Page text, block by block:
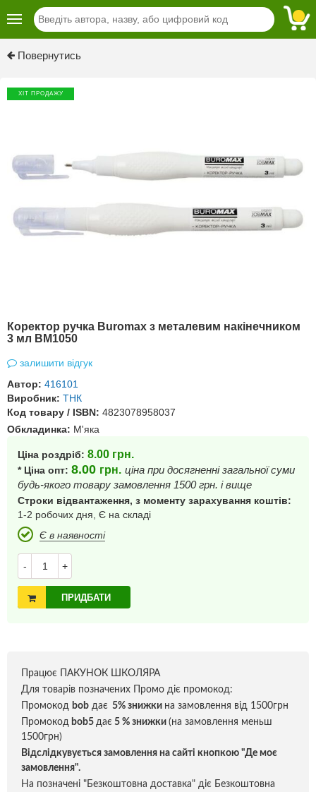
Повернутись
ХІТ ПРОДАЖУ
Коректор ручка Buromax з металевим накінечником
3 мл ВМ1050
залишити відгук
Автор: 416101
Виробник: ТНК
Код товару / ISBN: 4823078958037
Обкладинка: М'яка
Ціна роздріб: 8.00 грн.
* Ціна опт: 8.00 грн. ціна при досягненні загальної суми
будь-якого товару замовлення 1500 грн. і вище
Строки відвантаження, з моменту зарахування коштів:
1-2 робочих дня, Є на складі
Є в наявності
- +
ПРИДБАТИ
Працює ПАКУНОК ШКОЛЯРА
Для товарів позначених Промо діє промокод:
Промокод bob дає 5% знижки на замовлення від 1500грн
Промокод bob5 дає 5 % знижки (на замовлення меньш
1500грн)
Відслідкувується замовлення на сайті кнопкою "Де моє
замовлення".
На позначені "Безкоштовна доставка" діє Безкоштовна